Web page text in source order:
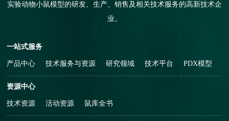
实验动物小鼠模型的研发、生产、销售及相关技术服务的高新技术企
业。
一站式服务
产品中心 技术服务与资源 研究领域 技术平台 PDX模型
资源中心
技术资源 活动资源 鼠库全书